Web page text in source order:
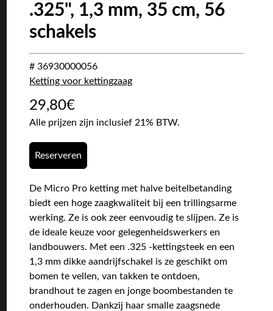
.325", 1,3 mm, 35 cm, 56
schakels
# 36930000056
Ketting voor kettingzaag
29,80€
Alle prijzen zijn inclusief 21% BTW.
Reserveren
De Micro Pro ketting met halve beitelbetanding
biedt een hoge zaagkwaliteit bij een trillingsarme
werking. Ze is ook zeer eenvoudig te slijpen. Ze is
de ideale keuze voor gelegenheidswerkers en
landbouwers. Met een .325 -kettingsteek en een
1,3 mm dikke aandrijfschakel is ze geschikt om
bomen te vellen, van takken te ontdoen,
brandhout te zagen en jonge boombestanden te
onderhouden. Dankzij haar smalle zaagsnede